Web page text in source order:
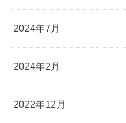
2024年7月
2024年2月
2022年12月